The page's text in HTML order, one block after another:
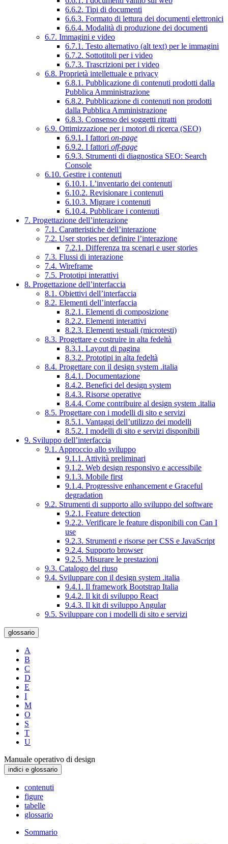
6.6.2. Tipi di documenti
6.6.3. Formato di lettura dei documenti elettronici
6.6.4. Modalità di produzione dei documenti
6.7. Immagini e video
6.7.1. Testo alternativo (alt text) per le immagini
6.7.2. Sottotitoli per i video
6.7.3. Trascrizioni per i video
6.8. Proprietà intellettuale e privacy
6.8.1. Pubblicazione di contenuti prodotti dalla
Pubblica Amministrazione
6.8.2. Pubblicazione di contenuti non prodotti
dalla Pubblica Amministrazione
6.8.3. Consenso dei soggetti ritratti
6.9. Ottimizzazione per i motori di ricerca (SEO)
6.9.1. I fattori on-page
6.9.2. I fattori off-page
6.9.3. Strumenti di diagnostica SEO: Search
Console
6.10. Gestire i contenuti
6.10.1. L’inventario dei contenuti
6.10.2. Revisionare i contenuti
6.10.3. Migrare i contenuti
6.10.4. Pubblicare i contenuti
7. Progettazione dell’interazione
7.1. Caratteristiche dell’interazione
7.2. User stories per definire l’interazione
7.2.1. Differenza tra scenari e user stories
7.3. Flussi di interazione
7.4. Wireframe
7.5. Prototipi interattivi
8. Progettazione dell’interfaccia
8.1. Obiettivi dell’interfaccia
8.2. Elementi dell’interfaccia
8.2.1. Elementi di composizione
8.2.2. Elementi interattivi
8.2.3. Elementi testuali (microtesti)
8.3. Progettare e costruire in alta fedeltà
8.3.1. Layout di pagina
8.3.2. Prototipi in alta fedeltà
8.4. Progettare con il design system .italia
8.4.1. Documentazione
8.4.2. Benefici del design system
8.4.3. Risorse operative
8.4.4. Come contribuire al design system .italia
8.5. Progettare con i modelli di sito e servizi
8.5.1. Vantaggi dell’utilizzo dei modelli
8.5.2. I modelli di sito e servizi disponibili
9. Sviluppo dell’interfaccia
9.1. Approccio allo sviluppo
9.1.1. Attività preliminari
9.1.2. Web design responsivo e accessibile
9.1.3. Mobile first
9.1.4. Progressive enhancement e Graceful
degradation
9.2. Strumenti di supporto allo sviluppo del software
9.2.1. Feature detection
9.2.2. Verificare le feature disponibili con Can I
use
9.2.3. Strumenti e risorse per CSS e JavaScript
9.2.4. Supporto browser
9.2.5. Misurare le prestazioni
9.3. Catalogo del riuso
9.4. Sviluppare con il design system .italia
9.4.1. Il framework Bootstrap Italia
9.4.2. Il kit di sviluppo React
9.4.3. Il kit di sviluppo Angular
9.5. Sviluppare con i modelli di sito e servizi
glossario
A
B
C
D
E
I
M
O
S
T
U
Manuale operativo di design
indici e glossario
contenuti
figure
tabelle
glossario
Sommario